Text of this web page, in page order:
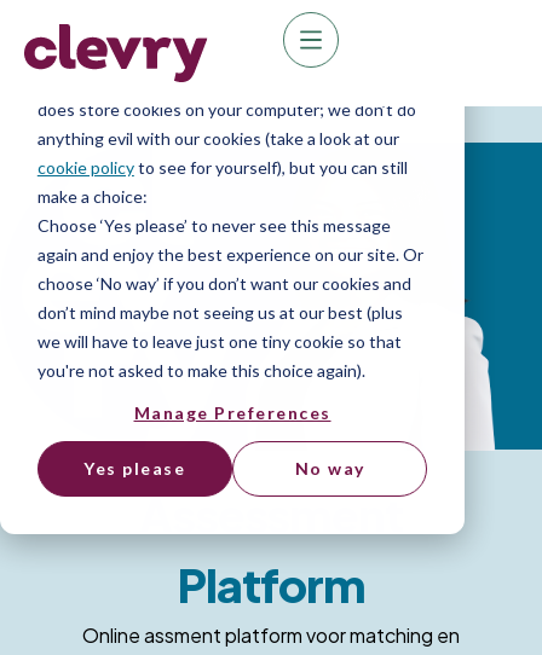
We know right? These cookie pop-ups can really
ruin your visit, so we’ll make this quick. This website
does store cookies on your computer; we don’t do
anything evil with our cookies (take a look at our
cookie policyto see for yourself), but you can still
make a choice:
Choose ‘Yes please’ to never see this message
again and enjoy the best experience on our site. Or
choose ‘No way’ if you don’t want our cookies and
don’t mind maybe not seeing us at our best (plus
we will have to leave just one tiny cookie so that
you're not asked to make this choice again).
Manage Preferences
Yes please No way
Assessment
Platform
Online assment platform voor matching en